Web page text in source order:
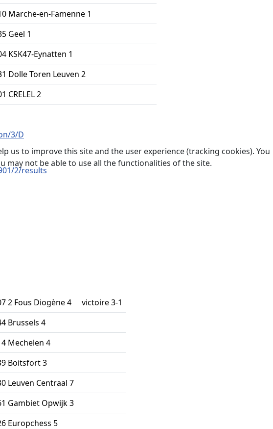
Marche-en-Famenne 1
Geel 1
KSK47-Eynatten 1
Dolle Toren Leuven 2
CRELEL 2
3/D
2/results
2 Fous Diogène 4
victoire 3-1
Brussels 4
Mechelen 4
Boitsfort 3
Leuven Centraal 7
Gambiet Opwijk 3
Europchess 5
us to improve this site and the user experience (tracking cookies). You
may not be able to use all the functionalities of the site.